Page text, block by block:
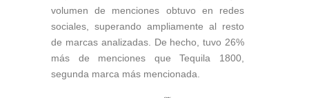
volumen de menciones obtuvo en redes
sociales, superando ampliamente al resto
de marcas analizadas. De hecho, tuvo 26%
más de menciones que Tequila 1800,
segunda marca más mencionada.